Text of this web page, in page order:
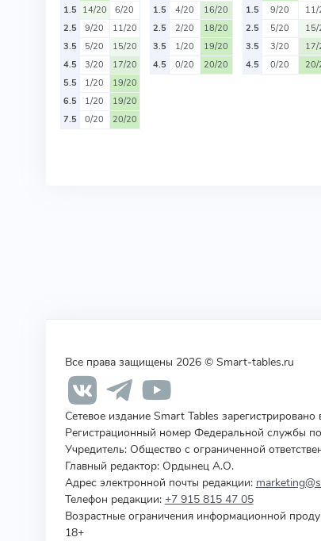
1.5 14/20
6/20
2.5
9/20
11/20
3.5
5/20
15/20
4.5
3/20
17/20
5.5
1/20
19/20
6.5
1/20
19/20
7.5
0/20 20/20
1.5
4/20
16/20
2.5
2/20
18/20
3.5
1/20
19/20
4.5
0/20 20/20
1.5
9/20
11/
2.5
5/20
15/
3.5
3/20
17/
4.5
0/20 20/
Все права защищены 2026 © Smart-tables.ru
Сетевое издание Smart Tables
Регистрационный номер Федеральной службы
Учредитель: Общество с ограниченной
Главный редактор: Ордынец А.О.
Адрес электронной почты редакции:
Телефон редакции: +7 915 815 47 05
Возрастные ограничения информационной
18+